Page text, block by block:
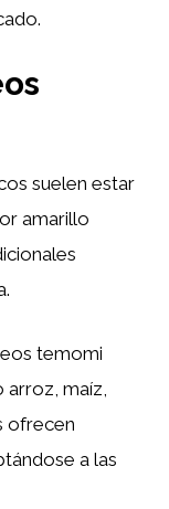
suelen estar
amarillo
temomi
maíz,
ofrecen
a las